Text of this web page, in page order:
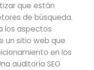
que están
de búsqueda.
los aspectos
un sitio web que
en los
auditoría SEO